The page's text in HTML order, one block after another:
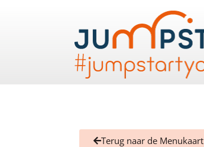
Terug naar de Menukaart